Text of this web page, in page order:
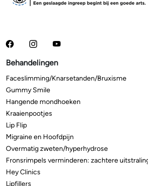
Behandelingen
Faceslimming/Knarsetanden/Bruxisme
Gummy Smile
Hangende mondhoeken
Kraaienpootjes
Lip Flip
Migraine en Hoofdpijn
Overmatig zweten/hyperhydrose
Fronsrimpels verminderen: zachtere
Hey Clinics
Lipfillers